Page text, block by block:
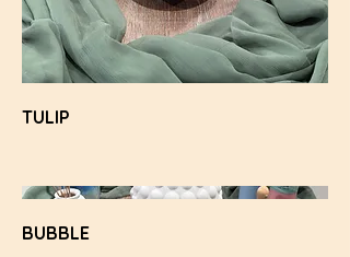
TULIP
BUBBLE